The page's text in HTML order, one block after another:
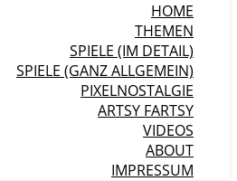
HOME
THEMEN
SPIELE (IM DETAIL)
SPIELE (GANZ ALLGEMEIN)
PIXELNOSTALGIE
ARTSY FARTSY
VIDEOS
ABOUT
IMPRESSUM